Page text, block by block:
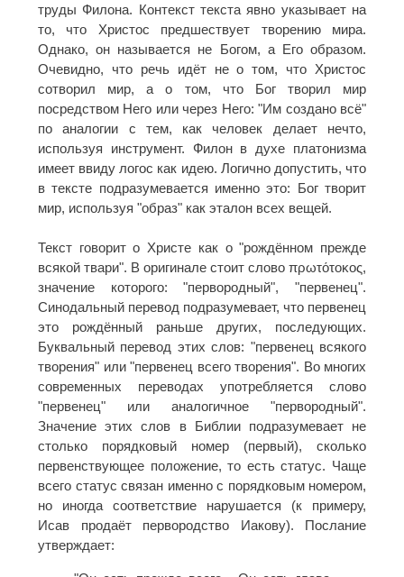
труды Филона. Контекст текста явно указывает на
то, что Христос предшествует творению мира.
Однако, он называется не Богом, а Его образом.
Очевидно, что речь идёт не о том, что Христос
сотворил мир, а о том, что Бог творил мир
посредством Него или через Него: "Им создано всё"
по аналогии с тем, как человек делает нечто,
используя инструмент. Филон в духе платонизма
имеет ввиду логос как идею. Логично допустить, что
в тексте подразумевается именно это: Бог творит
мир, используя "образ" как эталон всех вещей.
Текст говорит о Христе как о "рождённом прежде
всякой твари". В оригинале стоит слово πρωτότοκος,
значение которого: "первородный", "первенец".
Синодальный перевод подразумевает, что первенец
это рождённый раньше других, последующих.
Буквальный перевод этих слов: "первенец всякого
творения" или "первенец всего творения". Во многих
современных переводах употребляется слово
"первенец" или аналогичное "первородный".
Значение этих слов в Библии подразумевает не
столько порядковый номер (первый), сколько
первенствующее положение, то есть статус. Чаще
всего статус связан именно с порядковым номером,
но иногда соответствие нарушается (к примеру,
Исав продаёт первородство Иакову). Послание
утверждает: